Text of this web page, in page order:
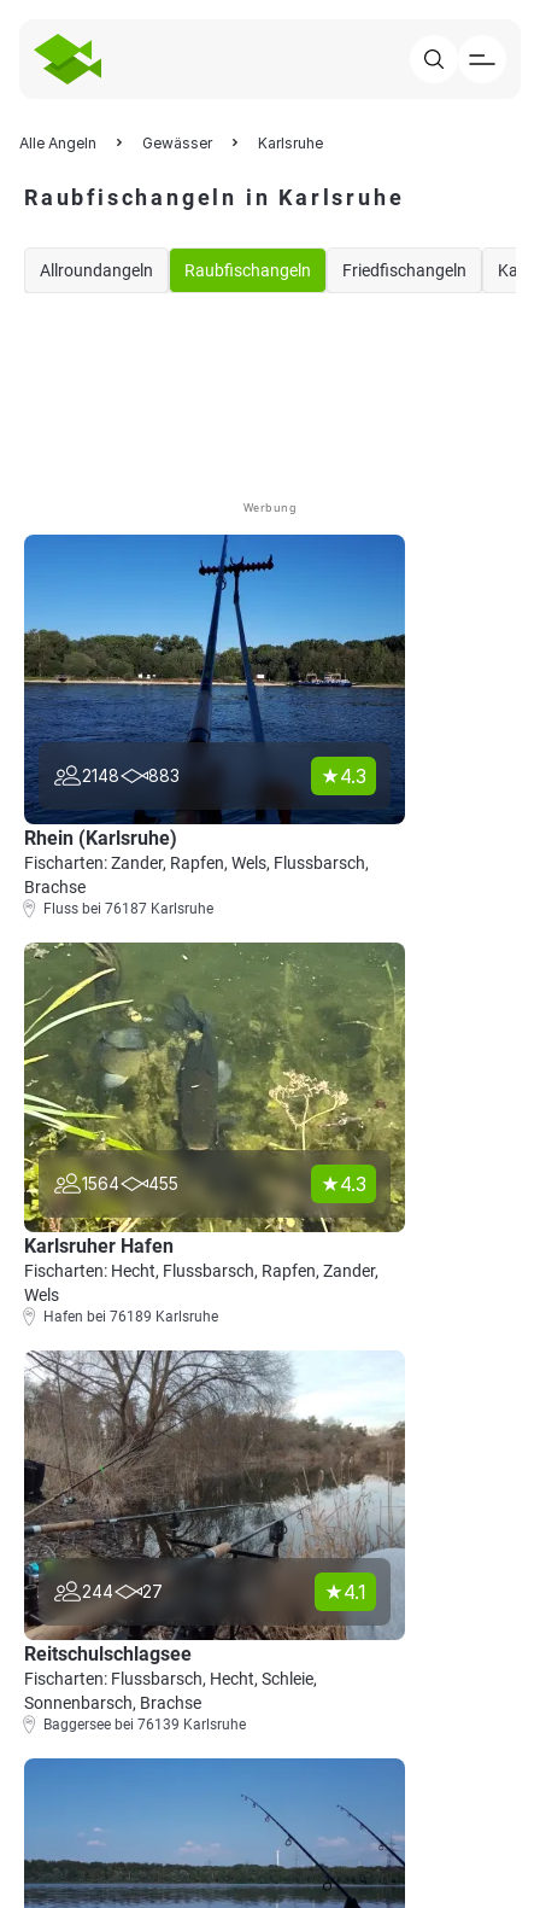
Alle Angeln Gewässer Karlsruhe
Raubfischangeln in Karlsruhe
Allroundangeln Raubfischangeln Friedfischangeln
Werbung
2148 883 4.3
Rhein (Karlsruhe)
Fischarten: Zander, Rapfen, Wels, Flussbarsch,
Brachse
Fluss bei 76187 Karlsruhe
1564 455 4.3
Karlsruher Hafen
Fischarten: Hecht, Flussbarsch, Rapfen, Zander,
Wels
Hafen bei 76189 Karlsruhe
244 27 4.1
Reitschulschlagsee
Fischarten: Flussbarsch, Hecht, Schleie,
Sonnenbarsch, Brachse
Baggersee bei 76139 Karlsruhe